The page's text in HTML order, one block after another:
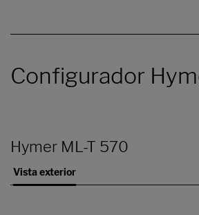
Configurador
Hymer ML-T 570
Vista exterior